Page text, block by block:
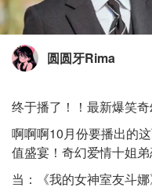
圆圆牙Rima
终于播了！！最新爆笑
啊啊啊10月份要播出的
值盛宴！奇幻爱情十姐
当：《我的女神室友斗